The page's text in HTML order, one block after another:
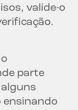
valide-o
parte
ensinando